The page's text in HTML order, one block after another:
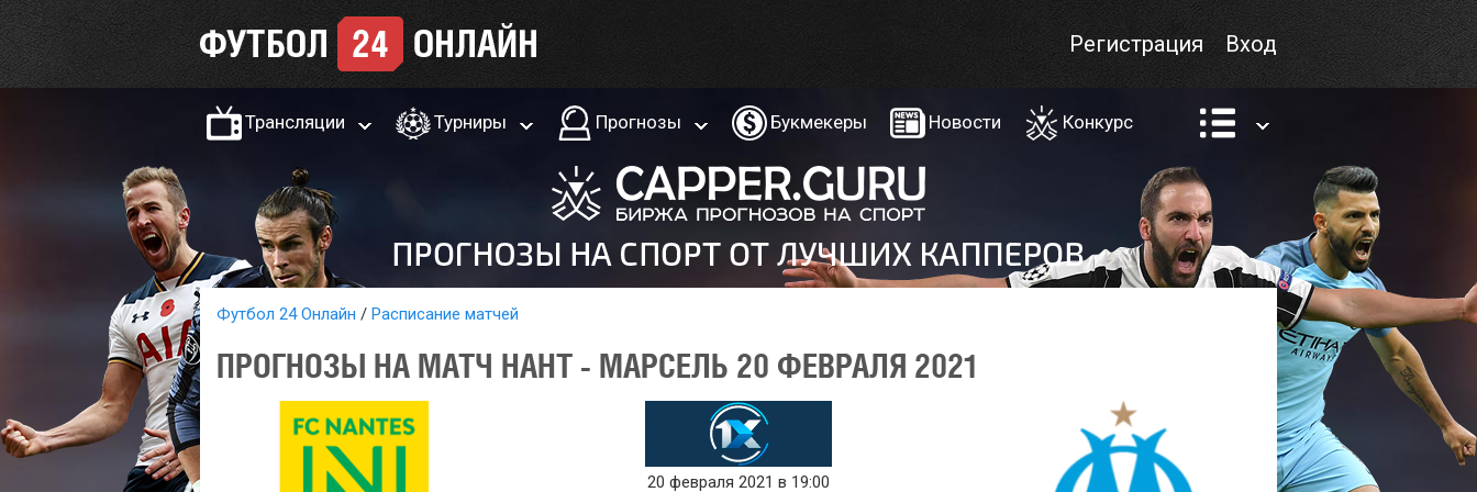
Вход
Регистрация
Трансляции Турниры Прогнозы Букмекеры Новости Конкурс
Футбол 24 Онлайн Расписание матчей
ПРОГНОЗЫ НА МАТЧ НАНТ - МАРСЕЛЬ 20 ФЕВРАЛЯ 2021
20 февраля 2021 в 19:00